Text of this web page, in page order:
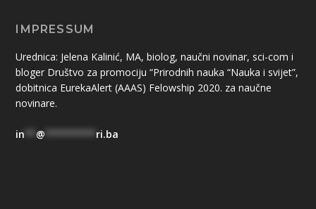
IMPRESSUM
Urednica: Jelena Kalinić, MA, biolog, naučni novinar, sci-com i
bloger Društvo za promociju “Prirodnih nauka “Nauka i svijet”,
dobitnica EurekaAlert (AAAS) Felowship 2020. za naučne
novinare.
in ** @ ********* ri.ba